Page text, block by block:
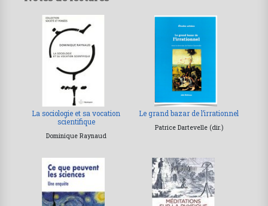
La sociologie et sa vocation
scientifique
Dominique Raynaud
Le grand bazar de l’irrationnel
Patrice Dartevelle (dir.)